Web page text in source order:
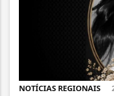
NOTÍCIAS REGIONAIS